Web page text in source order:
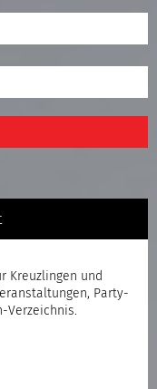
Kreuzlingen und
Party-
Verzeichnis.